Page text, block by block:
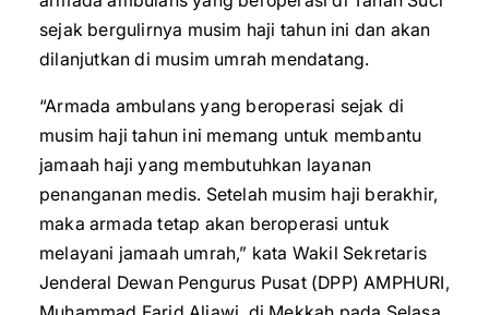
sejak bergulirnya musim haji tahun ini dan akan
dilanjutkan di musim umrah mendatang.
“Armada ambulans yang beroperasi sejak di
musim haji tahun ini memang untuk membantu
jamaah haji yang membutuhkan layanan
penanganan medis. Setelah musim haji berakhir,
maka armada tetap akan beroperasi untuk
melayani jamaah umrah,” kata Wakil Sekretaris
Jenderal Dewan Pengurus Pusat (DPP) AMPHURI,